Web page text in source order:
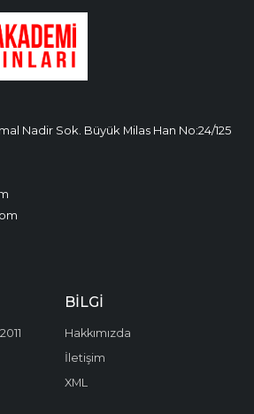
Nadir Sok. Büyük Milas Han No:24/125
BILGI
Hakkımızda
İletişim
XML